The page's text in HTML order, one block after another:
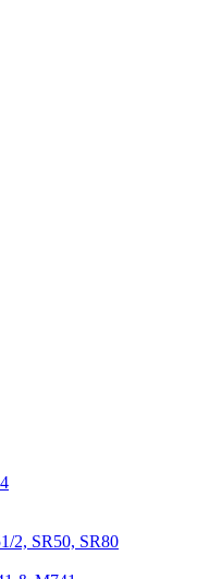
2, SR50, SR80